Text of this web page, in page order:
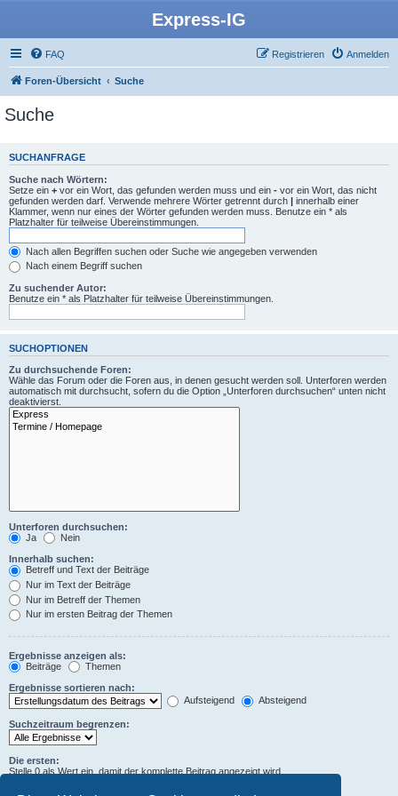
Express-IG
FAQ Anmelden
Registrieren
Foren-Übersicht Suche
Suche
SUCHANFRAGE
Suche nach Wörtern:
Setze ein + vor ein Wort, das gefunden werden muss und ein - vor ein Wort, das nicht
gefunden werden darf. Verwende mehrere Wörter getrennt durch | innerhalb einer
Klammer, wenn nur eines der Wörter gefunden werden muss. Benutze ein * als
Platzhalter für teilweise Übereinstimmungen.
Nach allen Begriffen suchen oder Suche wie angegeben verwenden
Nach einem Begriff suchen
Zu suchender Autor:
Benutze ein * als Platzhalter für teilweise Übereinstimmungen.
SUCHOPTIONEN
Zu durchsuchende Foren:
Wähle das Forum oder die Foren aus, in denen gesucht werden soll. Unterforen werden
automatisch mit durchsucht, sofern du die Option „Unterforen durchsuchen“ unten nicht
deaktivierst.
Unterforen durchsuchen:
Ja
Nein
Innerhalb suchen:
Betreff und Text der Beiträge
Nur im Text der Beiträge
Nur im Betreff der Themen
Nur im ersten Beitrag der Themen
Ergebnisse anzeigen als:
Beiträge
Themen
Ergebnisse sortieren nach:
Aufsteigend
Absteigend
Suchzeitraum begrenzen:
Die ersten:
Stelle 0 als Wert ein, damit der komplette Beitrag angezeigt wird.